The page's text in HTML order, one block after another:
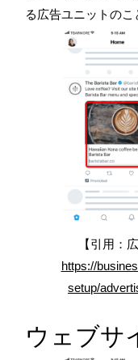
る広告ユニットのこ
【引用：
https://
setup/
ウェブサ